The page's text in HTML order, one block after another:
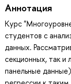
Аннотация
Курс
студентов с
данных.
секционных, так
панельные